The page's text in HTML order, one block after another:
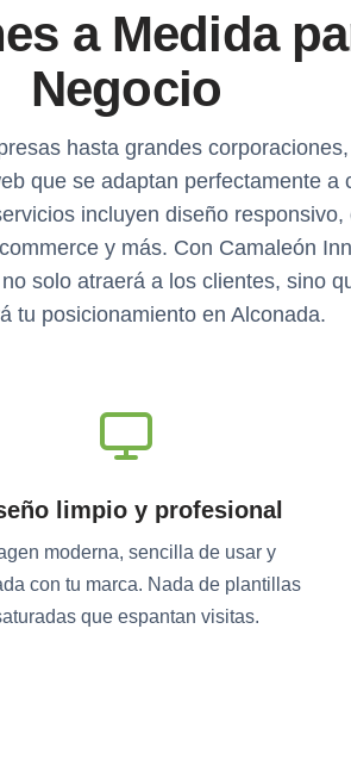
a Medida
Negocio
hasta grandes
que se adaptan perfectamente a
incluyen diseño responsivo,
y más. Con Camaleón
solo atraerá a los clientes, sino
tu posicionamiento en Alconada.
limpio y profesional
moderna, sencilla de usar y
con tu marca. Nada de plantillas
que espantan visitas.